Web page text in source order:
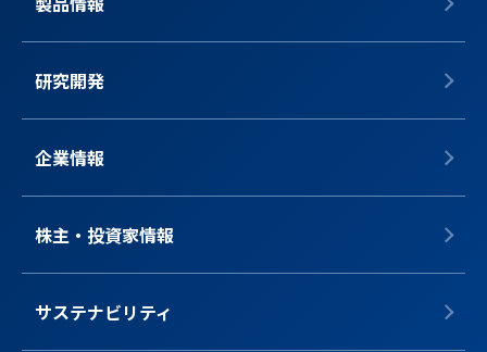
研究開発
企業情報
株主・投資家情報
サステナビリティ